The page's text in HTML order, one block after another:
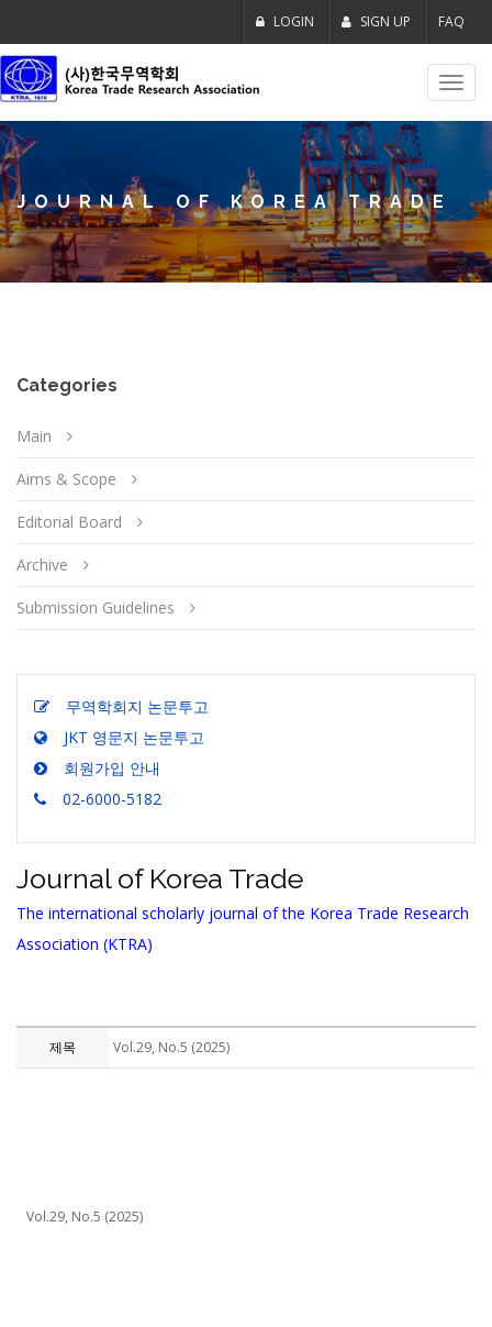
LOGIN SIGN UP FAQ
JOURNAL OF KOREA TRADE
Categories
Main
Aims & Scope
Editorial Board
Archive
Submission Guidelines
무역학회지 논문투고
JKT 영문지 논문투고
회원가입 안내
02-6000-5182
Journal of Korea Trade
The international scholarly journal of the Korea Trade Research
Association (KTRA)
제목 Vol.29, No.5 (2025)
Vol.29, No.5 (2025)